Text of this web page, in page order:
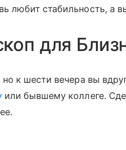
любит стабильность, а
для
к шести вечера вы
или бывшему коллеге.